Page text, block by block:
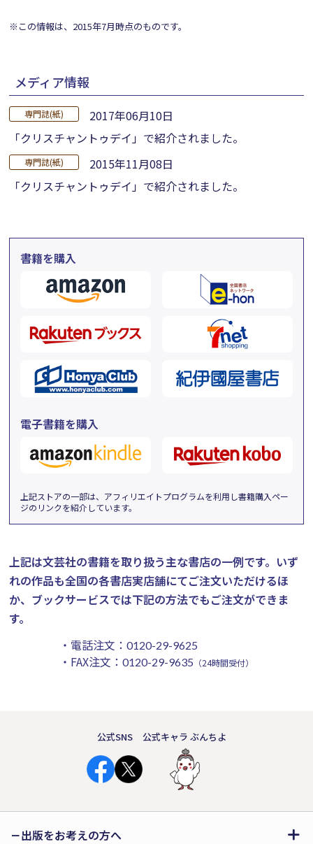
※この情報は、2015年7月時点のものです。
メディア情報
専門誌(紙)
2017年06月10日
「クリスチャントゥデイ」で紹介されました。
専門誌(紙)
2015年11月08日
「クリスチャントゥデイ」で紹介されました。
書籍を購入
電子書籍を購入
上記ストアの一部は、アフィリエイトプログラムを利用し書籍購入ペー
ジのリンクを紹介しています。
上記は文芸社の書籍を取り扱う主な書店の一例です。 いず
れの作品も全国の各書店実店舗にてご注文いただけるほ
か、ブックサービスでは下記の方法でもご注文ができま
す。
・電話注文： 0120-29-9625
・FAX注文： 0120-29-9635 （24時間受付）
公式SNS 公式キャラ ぶんちよ
出版をお考えの方へ